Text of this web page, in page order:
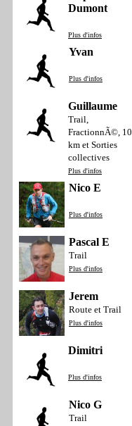
Dumont
Plus d'infos
Yvan
Plus d'infos
Guillaume
Trail,
FractionnÃ©, 10
km et Sorties
collectives
Plus d'infos
Nico E
Plus d'infos
Pascal E
Trail
Plus d'infos
Jerem
Route et Trail
Plus d'infos
Dimitri
Plus d'infos
Nico G
Trail